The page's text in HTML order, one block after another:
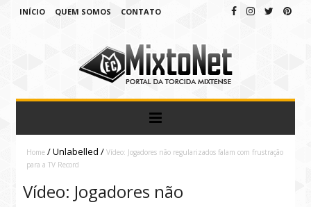
INÍCIO QUEM SOMOS CONTATO
Home /Unlabelled/ Vídeo: Jogadores não regularizados falam com frustração
para a TV Record
Vídeo: Jogadores não